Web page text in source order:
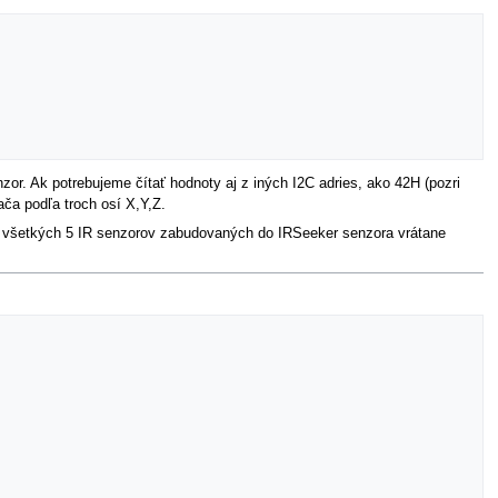
Ak potrebujeme čítať hodnoty aj z iných I2C adries, ako 42H (pozri
podľa troch osí X,Y,Z.
5 IR senzorov zabudovaných do IRSeeker senzora vrátane